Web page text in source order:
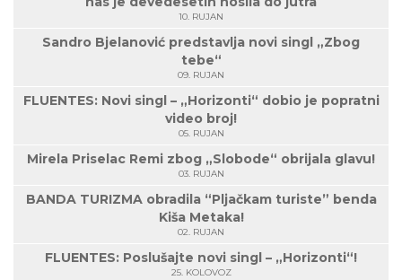
10. RUJAN
Sandro Bjelanović predstavlja novi singl „Zbog
tebe“
09. RUJAN
FLUENTES: Novi singl – „Horizonti“ dobio je popratni
video broj!
05. RUJAN
Mirela Priselac Remi zbog „Slobode“ obrijala glavu!
03. RUJAN
BANDA TURIZMA obradila “Pljačkam turiste” benda
Kiša Metaka!
02. RUJAN
FLUENTES: Poslušajte novi singl – „Horizonti“!
25. KOLOVOZ